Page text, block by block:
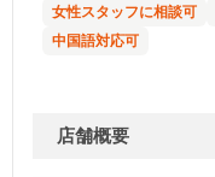
女性スタッフに相談可
中国語対応可
店舗概要